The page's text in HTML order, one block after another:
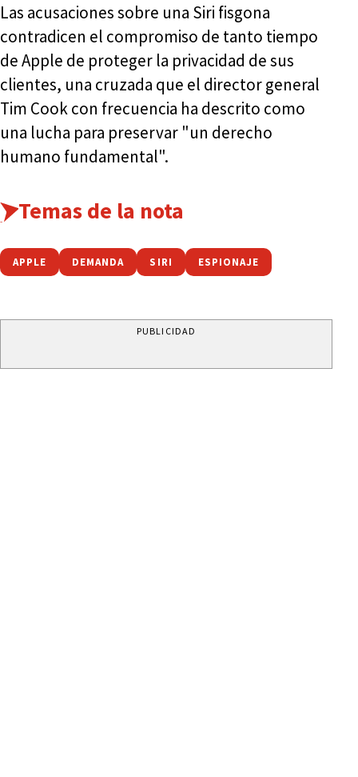
Las acusaciones sobre una Siri fisgona
contradicen el compromiso de tanto tiempo
de Apple de proteger la privacidad de sus
clientes, una cruzada que el director general
Tim Cook con frecuencia ha descrito como
una lucha para preservar "un derecho
humano fundamental".
Temas de la nota
APPLE DEMANDA SIRI ESPIONAJE
PUBLICIDAD